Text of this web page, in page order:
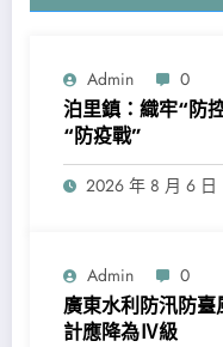
Admin 0
泊里鎮：織牢“防
“防疫戰”
2026 年 8 月 6 日
Admin 0
廣東水利防汛防臺
計應降為Ⅳ級